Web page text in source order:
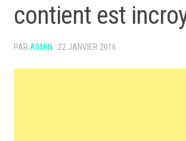
contient est
PAR ADMIN · 22 JANVIER 2016